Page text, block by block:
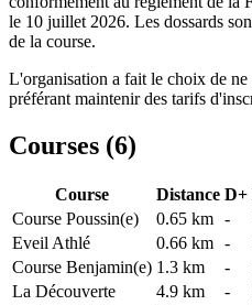
le 10 juillet 2026. Les dossards
de la course.
L'organisation a fait le choix de
préférant maintenir des tarifs
Courses (6)
Course Distance D+
Course Poussin(e)
0.65 km -
Eveil Athlé
0.66 km -
Course Benjamin(e) 1.3 km -
La Découverte
4.9 km -